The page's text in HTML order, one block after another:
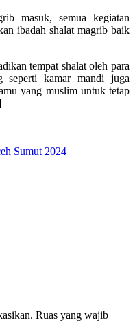
masuk, semua kegiatan
ibadah shalat magrib baik
tempat shalat oleh para
seperti kamar mandi juga
yang muslim untuk tetap
Sumut 2024
Ruas yang wajib